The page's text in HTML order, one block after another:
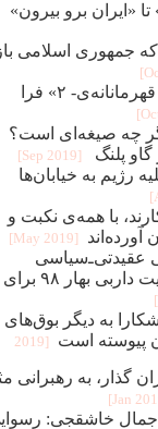
«ایران برو بیرون»
جمهوری اسلامی باز
*روزی که «نرمش قهرمانانه‌ی- ۲» فرا
چه صیغه‌ای است؟
پلنگ
[2019 Sep]
رژیم به خیابان‌ها
با همه‌ی نکبت و
آورده‌اند
[2019 May]
تجمعات ۲۰ هزار بلیت داربی
به دیگر بوق‌های
پیوسته است
[2019
گذار، به رهبرانی
جمال خاشقجی: